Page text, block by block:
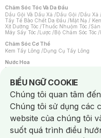
Chăm Sóc Tóc Và Da Đầu
Dầu Gội Và Dầu Xả /Dầu Gội /Dầu Xả /
Tẩy Tế Bào Chết Da Đầu /Mặt Nạ /
Xịt Dưỡng Tóc /Thuốc Nhuộm Tóc /
Máy Sấy Tóc /Lược /Bộ Chăm Sóc Tóc /
Chăm Sóc Cơ Thể
Kem Tẩy Lông /Dụng Cụ Tẩy Lông
Nước Hoa
Nước Hoa Nữ
Chăm Sóc Cá Nhân
Chống Muỗi /Khẩu Trang /Máy
Sản Phẩm Chăm Sóc Khác /Bàn Chải
Hỗ Trợ Trắng Răng/Kem Đánh Răng /
Tăm / Chỉ Nha Khoa/ Xịt Thơm Miệng /
Khăn Ướt Vệ Sinh Vùng Kín/Băng Vệ
Máy Cạo Râu
Vấn Đề Về Da
BIỂU NGỮ COOKIE
Notice about cookies usage
Chúng tôi quan tâm
Chúng tôi sử dụng các
website của chúng tôi
suốt quá trình điều